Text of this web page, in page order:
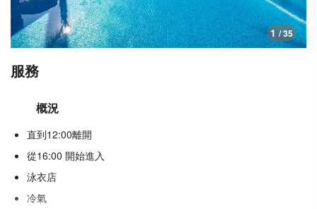
1 / 35
服務
概況
直到12:00離開
從16:00 開始進入
泳衣店
冷氣